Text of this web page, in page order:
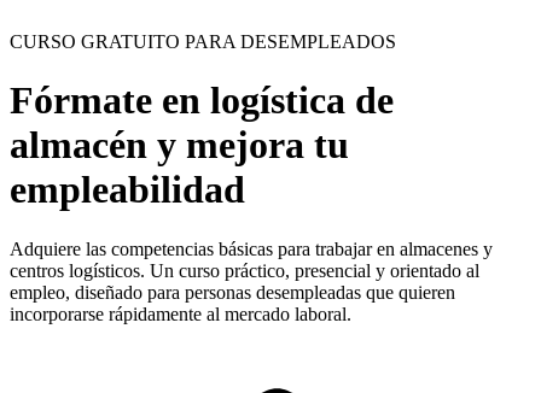
CURSO GRATUITO PARA DESEMPLEADOS
Fórmate en logística de
almacén y mejora tu
empleabilidad
Adquiere las competencias básicas para trabajar en almacenes y
centros logísticos. Un curso práctico, presencial y orientado al
empleo, diseñado para personas desempleadas que quieren
incorporarse rápidamente al mercado laboral.